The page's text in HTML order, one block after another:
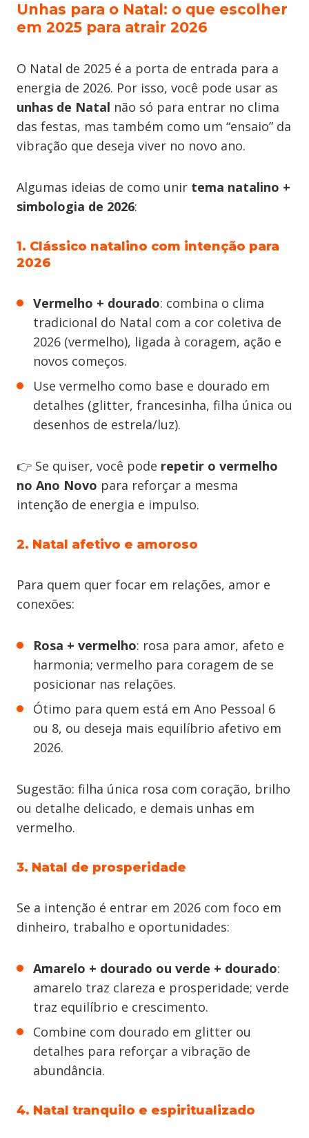
Unhas para o Natal: o que escolher
em 2025 para atrair 2026
O Natal de 2025 é a porta de entrada para a
energia de 2026. Por isso, você pode usar as
unhas de Natal não só para entrar no clima
das festas, mas também como um “ensaio” da
vibração que deseja viver no novo ano.
Algumas ideias de como unir tema natalino +
simbologia de 2026:
1. Clássico natalino com intenção para
2026
Vermelho + dourado: combina o clima
tradicional do Natal com a cor coletiva de
2026 (vermelho), ligada à coragem, ação e
novos começos.
Use vermelho como base e dourado em
detalhes (glitter, francesinha, filha única ou
desenhos de estrela/luz).
👉 Se quiser, você pode repetir o vermelho
no Ano Novo para reforçar a mesma
intenção de energia e impulso.
2. Natal afetivo e amoroso
Para quem quer focar em relações, amor e
conexões:
Rosa + vermelho: rosa para amor, afeto e
harmonia; vermelho para coragem de se
posicionar nas relações.
Ótimo para quem está em Ano Pessoal 6
ou 8, ou deseja mais equilíbrio afetivo em
2026.
Sugestão: filha única rosa com coração, brilho
ou detalhe delicado, e demais unhas em
vermelho.
3. Natal de prosperidade
Se a intenção é entrar em 2026 com foco em
dinheiro, trabalho e oportunidades:
Amarelo + dourado ou verde + dourado:
amarelo traz clareza e prosperidade; verde
traz equilíbrio e crescimento.
Combine com dourado em glitter ou
detalhes para reforçar a vibração de
abundância.
4. Natal tranquilo e espiritualizado